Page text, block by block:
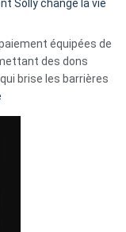
Solly change la vie
équipées de
des dons
brise les barrières
Fini